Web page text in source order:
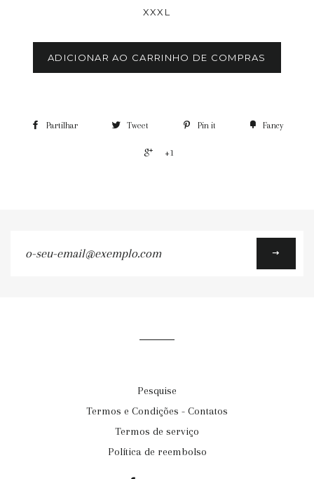
XXXL
ADICIONAR AO CARRINHO DE COMPRAS
Partilhar Tweet Pin it Fancy
+1
Pesquise
Termos e Condições - Contatos
Termos de serviço
Política de reembolso